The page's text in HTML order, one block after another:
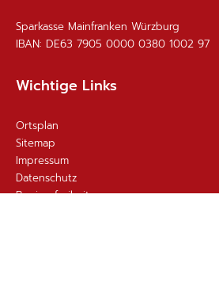
Sparkasse Mainfranken Würzburg
IBAN: DE63 7905 0000 0380 1002 97
Wichtige Links
Ortsplan
Sitemap
Impressum
Datenschutz
Barrierefreiheit